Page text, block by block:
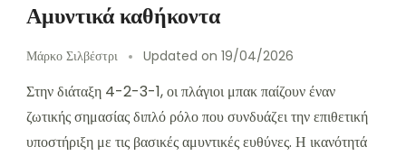
Αμυντικά καθήκοντα
Μάρκο Σιλβέστρι Updated on 19/04/2026
Στην διάταξη 4-2-3-1, οι πλάγιοι μπακ παίζουν έναν
ζωτικής σημασίας διπλό ρόλο που συνδυάζει την επιθετική
υποστήριξη με τις βασικές αμυντικές ευθύνες. Η ικανότητά